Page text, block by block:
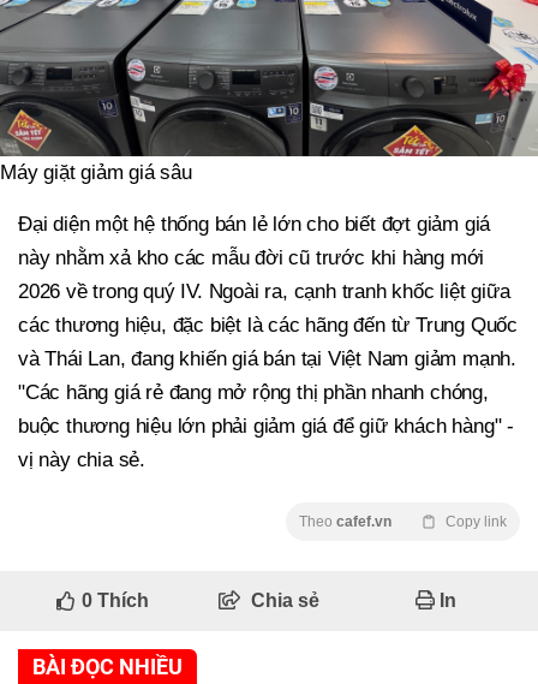
Máy giặt giảm giá sâu
Đại diện một hệ thống bán lẻ lớn cho biết đợt giảm giá
này nhằm xả kho các mẫu đời cũ trước khi hàng mới
2026 về trong quý IV. Ngoài ra, cạnh tranh khốc liệt giữa
các thương hiệu, đặc biệt là các hãng đến từ Trung Quốc
và Thái Lan, đang khiến giá bán tại Việt Nam giảm mạnh.
"Các hãng giá rẻ đang mở rộng thị phần nhanh chóng,
buộc thương hiệu lớn phải giảm giá để giữ khách hàng" -
vị này chia sẻ.
Theo cafef.vn Copy link
0Thích Chia sẻ In
BÀI ĐỌC NHIỀU